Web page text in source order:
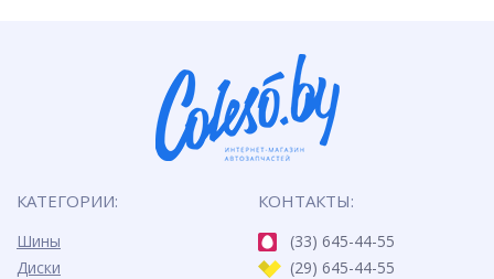
КАТЕГОРИИ:
Шины
Диски
КОНТАКТЫ:
(33) 645-44-55
(29) 645-44-55